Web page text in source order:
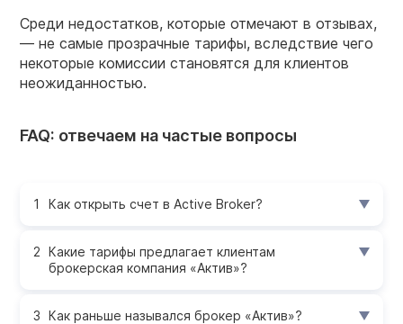
Среди недостатков, которые отмечают в отзывах,
— не самые прозрачные тарифы, вследствие чего
некоторые комиссии становятся для клиентов
неожиданностью.
FAQ: отвечаем на частые вопросы
Как открыть счет в Active Broker?
Какие тарифы предлагает клиентам
брокерская компания «Актив»?
Как раньше назывался брокер «Актив»?